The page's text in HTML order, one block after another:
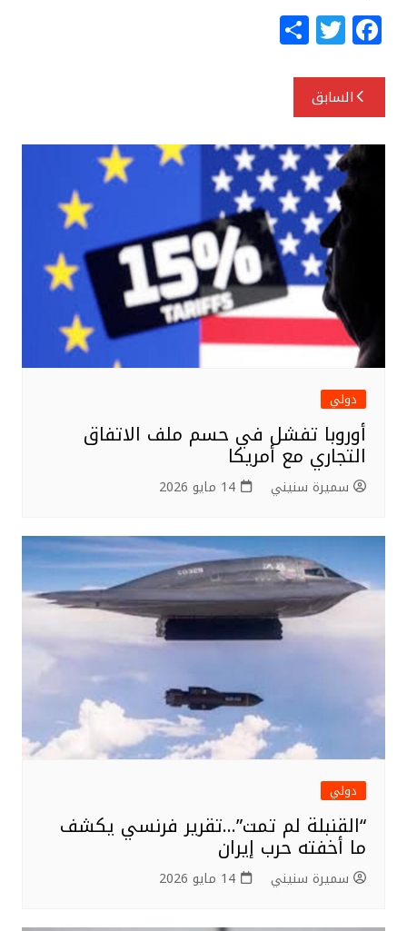
F
a
c
e
b
o
o
k
T
w
itt
e
r
S
h
تصفّح
المقالات
السابق
دولي
أوروبا تفشل في حسم ملف الاتفاق
التجاري مع أمريكا
سميرة سنيني 14 مايو 2026
دولي
“القنبلة لم تمت”…تقرير فرنسي يكشف
ما أخفته حرب إيران
سميرة سنيني 14 مايو 2026